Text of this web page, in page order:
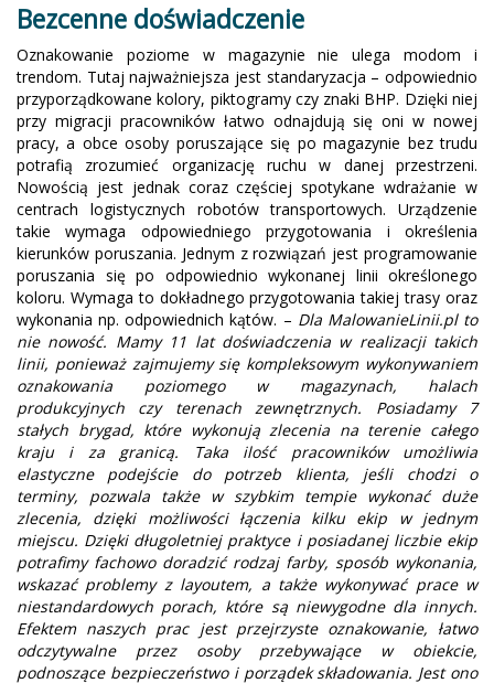
Bezcenne doświadczenie
Oznakowanie poziome w magazynie nie ulega modom i
trendom. Tutaj najważniejsza jest standaryzacja – odpowiednio
przyporządkowane kolory, piktogramy czy znaki BHP. Dzięki niej
przy migracji pracowników łatwo odnajdują się oni w nowej
pracy, a obce osoby poruszające się po magazynie bez trudu
potrafią zrozumieć organizację ruchu w danej przestrzeni.
Nowością jest jednak coraz częściej spotykane wdrażanie w
centrach logistycznych robotów transportowych. Urządzenie
takie wymaga odpowiedniego przygotowania i określenia
kierunków poruszania. Jednym z rozwiązań jest programowanie
poruszania się po odpowiednio wykonanej linii określonego
koloru. Wymaga to dokładnego przygotowania takiej trasy oraz
wykonania np. odpowiednich kątów. – Dla MalowanieLinii.pl to
nie nowość. Mamy 11 lat doświadczenia w realizacji takich
linii, ponieważ zajmujemy się kompleksowym wykonywaniem
oznakowania poziomego w magazynach, halach
produkcyjnych czy terenach zewnętrznych. Posiadamy 7
stałych brygad, które wykonują zlecenia na terenie całego
kraju i za granicą. Taka ilość pracowników umożliwia
elastyczne podejście do potrzeb klienta, jeśli chodzi o
terminy, pozwala także w szybkim tempie wykonać duże
zlecenia, dzięki możliwości łączenia kilku ekip w jednym
miejscu. Dzięki długoletniej praktyce i posiadanej liczbie ekip
potrafimy fachowo doradzić rodzaj farby, sposób wykonania,
wskazać problemy z layoutem, a także wykonywać prace w
niestandardowych porach, które są niewygodne dla innych.
Efektem naszych prac jest przejrzyste oznakowanie, łatwo
odczytywalne przez osoby przebywające w obiekcie,
podnoszące bezpieczeństwo i porządek składowania. Jest ono